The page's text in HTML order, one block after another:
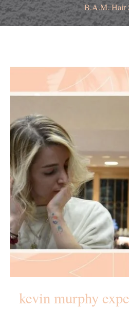
B.A.M. Hair
kevin murphy